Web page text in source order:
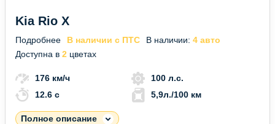
Kia Rio X
Подробнее В наличии с ПТС В наличии: 4 авто
Доступна в 2 цветах
176 км/ч
100 л.с.
12.6 c
5,9л./100 км
Полное описание